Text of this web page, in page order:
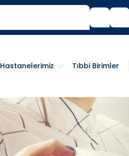
Tıbbi Birimler
Hastanelerimiz